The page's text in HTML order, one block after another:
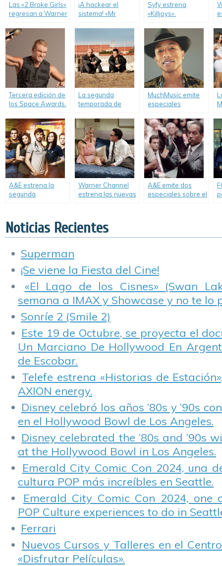
Las «2 Broke Girls»
regresan a Warner
¡A hackear el
sistema! «Mr
Syfy estrena
«Killjoys».
Tercera edición de
los Space Awards.
La segunda
temporada de
Max.
MuchMusic emite
especiales
A&E estrena la
segunda
Night Shift».
Warner Channel
estrena las nuevas
«Gotham».
A&E emite dos
especiales sobre el
Noticias Recientes
Superman
¡Se viene la Fiesta del Cine!
«El Lago de los Cisnes» (Swan
semana a IMAX y Showcase y no te lo
Sonríe 2 (Smile 2)
Este 19 de Octubre, se proyecta el
Un Marciano De Hollywood En
de Escobar.
Telefe estrena «Historias de
AXION energy.
Disney celebró los años ’80s y ’90s
en el Hollywood Bowl de Los Angeles.
Disney celebrated the ’80s and ’90s
at the Hollywood Bowl in Los Angeles.
Emerald City Comic Con 2024, una
cultura POP más increíbles en Seattle.
Emerald City Comic Con 2024,
POP Culture experiences to do in
Ferrari
Nuevos Cursos y Talleres en el
«Disfrutar Películas».